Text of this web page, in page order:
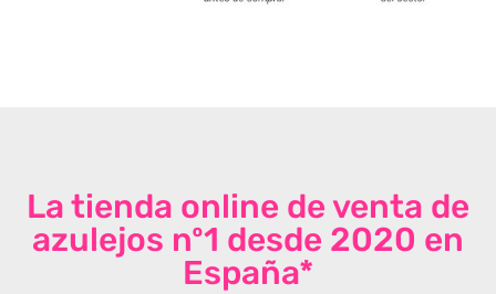
La tienda online de venta de
azulejos nº1 desde 2020 en
España*